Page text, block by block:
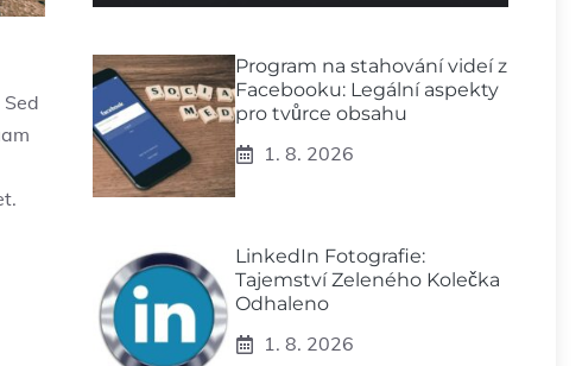
Program na stahování videí z
Facebooku: Legální aspekty
pro tvůrce obsahu
1. 8. 2026
LinkedIn Fotografie:
Tajemství Zeleného Kolečka
Odhaleno
1. 8. 2026